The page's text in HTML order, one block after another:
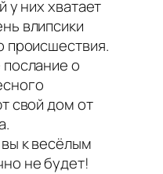
у них хватает
влипсики
происшествия.
о
свой дом от
к весёлым
не будет!